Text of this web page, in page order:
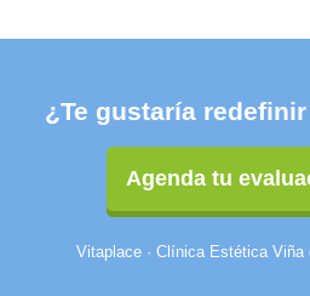
¿Te gustaría
Agenda tu
Vitaplace · Clínica Estética Viña